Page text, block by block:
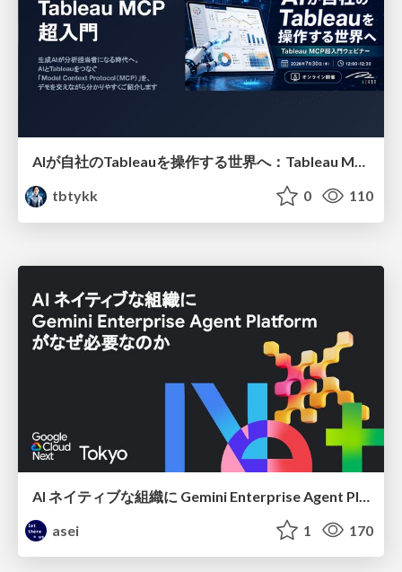
AIが自社のTableauを操作する世界へ：Tableau MCP超入門
tbtykk
0 110
asei
1 170